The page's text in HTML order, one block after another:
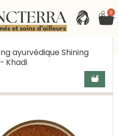
0
ayurvédique Shining
Khadi
Ajouter